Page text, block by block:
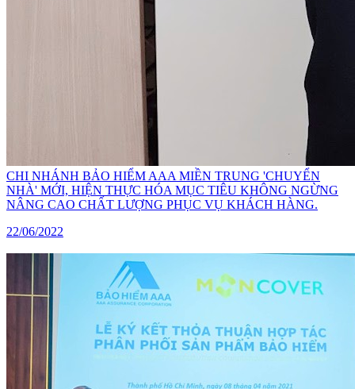
CHI NHÁNH BẢO HIỂM AAA MIỀN TRUNG 'CHUYỂN
NHÀ' MỚI, HIỆN THỰC HÓA MỤC TIÊU KHÔNG NGỪNG
NÂNG CAO CHẤT LƯỢNG PHỤC VỤ KHÁCH HÀNG.
22/06/2022